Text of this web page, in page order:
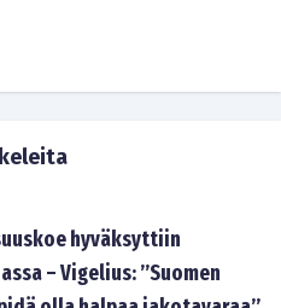
hyväksyttiin
– Vigelius: ”Suomen